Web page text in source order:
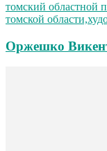
томский областной
томской
Оржешко